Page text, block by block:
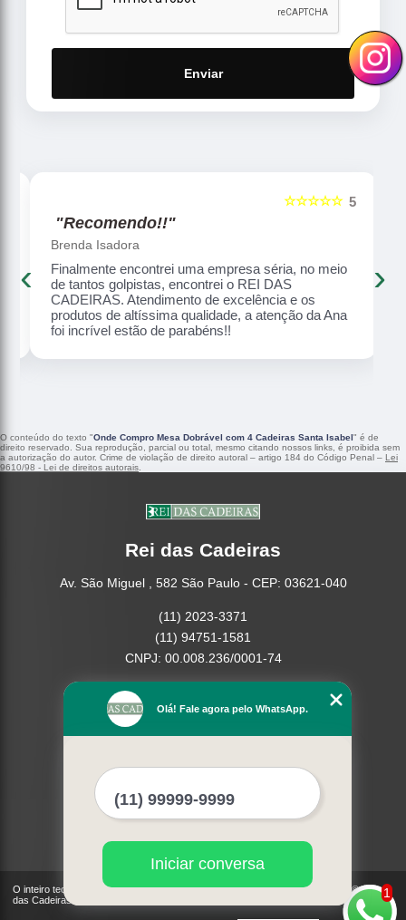
Enviar
5
☆☆☆☆☆
"Recomendo!!"
Brenda Isadora
Finalmente encontrei uma empresa séria, no meio
de tantos golpistas, encontrei o REI DAS
CADEIRAS. Atendimento de excelência e os
produtos de altíssima qualidade, a atenção da Ana
foi incrível estão de parabéns!!
‹ ›
O conteúdo do texto "Onde Compro Mesa Dobrável com 4 Cadeiras Santa Isabel" é de
direito reservado. Sua reprodução, parcial ou total, mesmo citando nossos links, é proibida sem
a autorização do autor. Crime de violação de direito autoral – artigo 184 do Código Penal – Lei
9610/98 - Lei de direitos autorais
Rei das Cadeiras
Av. São Miguel , 582 São Paulo - CEP: 03621-040
(11) 2023-3371
(11) 94751-1581
CNPJ: 00.008.236/0001-74
Empresa
Missão
Mapa do site
Mais Serviços
O inteiro teor deste site está sujeito à proteção de direitos autorais. Copyright© Rei
das Cadeiras (Lei 9610 de 19/02/1998)
1
Olá! Fale agora pelo WhatsApp.
Iniciar conversa